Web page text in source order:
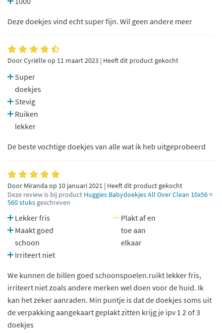
Deze doekjes vind echt super fijn. Wil geen andere meer
Door Cyriëlle op 11 maart 2023 | Heeft dit product gekocht
Super
doekjes
Stevig
Ruiken
lekker
De beste vochtige doekjes van alle wat ik heb uitgeprobeerd
Door Miranda op 10 januari 2021 | Heeft dit product gekocht
Deze review is bij product Huggies Babydoekjes All Over Clean 10x56 =
560 stuks geschreven
Lekker fris
Maakt goed
schoon
Irriteert niet
Plakt af en
toe aan
elkaar
We kunnen de billen goed schoonspoelen.ruikt lekker fris,
irriteert niet zoals andere merken wel doen voor de huid. Ik
kan het zeker aanraden. Min puntje is dat de doekjes soms uit
de verpakking aangekaart geplakt zitten krijg je ipv 1 2 of 3
doekjes